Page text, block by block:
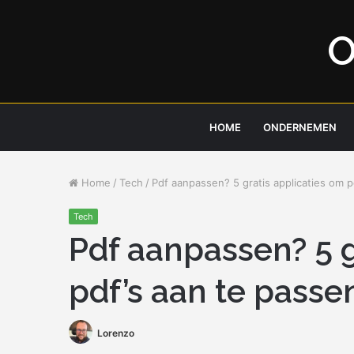
HOME ONDERNEMEN
Home / Tech / Pdf aanpassen? 5 gratis applicaties om
Tech
Pdf aanpassen?
pdf’s aan te
Lorenzo